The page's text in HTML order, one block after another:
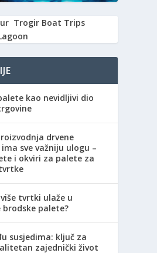
Trogir Boat Trips
kao nevidljivi dio
drvene
sve važniju ulogu –
i okviri za palete za
tvrtki ulaže u
palete?
susjedima: ključ za
zajednički život